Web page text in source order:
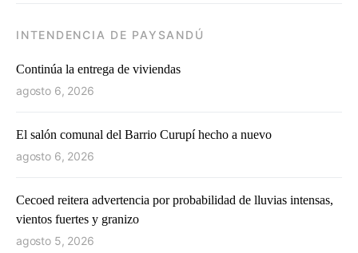
INTENDENCIA DE PAYSANDÚ
Continúa la entrega de viviendas
agosto 6, 2026
El salón comunal del Barrio Curupí hecho a nuevo
agosto 6, 2026
Cecoed reitera advertencia por probabilidad de lluvias intensas,
vientos fuertes y granizo
agosto 5, 2026